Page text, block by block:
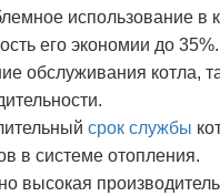
использование в
его экономии до 35%.
обслуживания котла,
срок службы
в системе отопления.
высокая